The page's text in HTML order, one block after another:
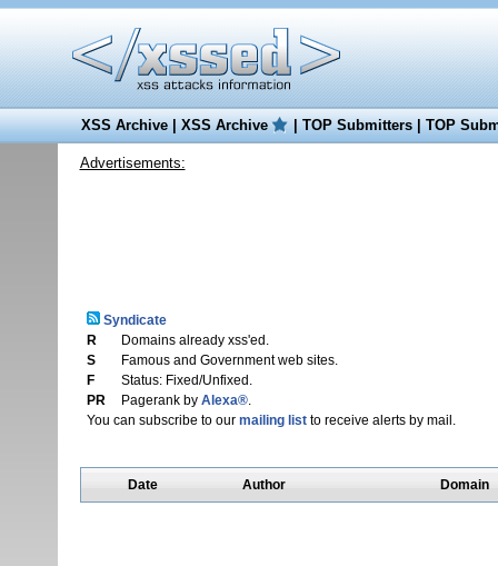
XSS Archive|XSS Archive |TOP Submitters|TOP
Advertisements:
Syndicate
R
Domains already xss'ed.
S
Famous and Government web sites.
F
Status: Fixed/Unfixed.
PR
Pagerank by Alexa®.
You can subscribe to our mailing listto receive alerts by mail.
Date Author Domain